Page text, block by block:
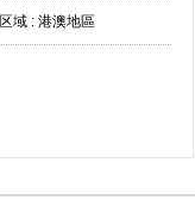
区域 : 港澳地區